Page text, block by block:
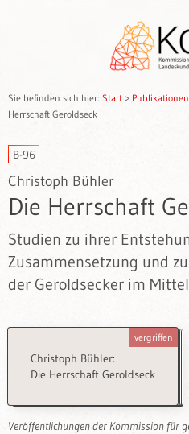
Sie befinden sich hier: Start > Publikationen
Herrschaft Geroldseck
B-96
Christoph Bühler
Die Herrschaft
Studien zu ihrer
Zusammensetzung und
der Geroldsecker im
Christoph Bühler:
Die Herrschaft Geroldseck
vergriffen
Veröffentlichungen der Kommission für